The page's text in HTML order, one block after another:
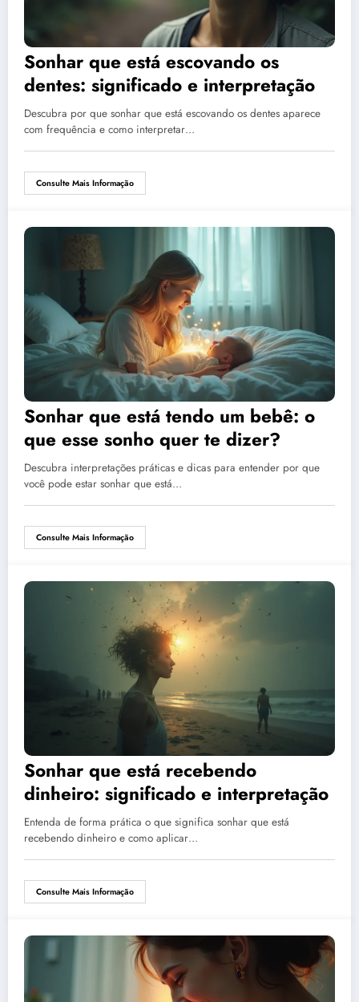
Sonhar que está escovando os
dentes: significado e interpretação
Descubra por que sonhar que está escovando os dentes aparece
com frequência e como interpretar…
Consulte Mais Informação
Sonhar que está tendo um bebê: o
que esse sonho quer te dizer?
Descubra interpretações práticas e dicas para entender por que
você pode estar sonhar que está…
Consulte Mais Informação
Sonhar que está recebendo
dinheiro: significado e interpretação
Entenda de forma prática o que significa sonhar que está
recebendo dinheiro e como aplicar…
Consulte Mais Informação